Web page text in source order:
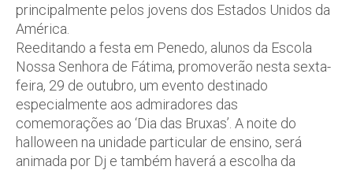
principalmente pelos jovens dos Estados Unidos da
América.
Reeditando a festa em Penedo, alunos da Escola
Nossa Senhora de Fátima, promoverão nesta sexta-
feira, 29 de outubro, um evento destinado
especialmente aos admiradores das
comemorações ao ‘Dia das Bruxas’. A noite do
halloween na unidade particular de ensino, será
animada por Dj e também haverá a escolha da